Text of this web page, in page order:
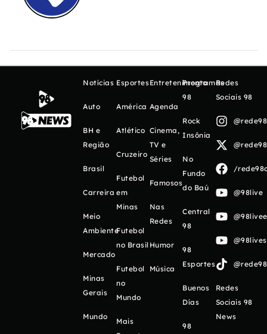
Notícias
Auto
BH e
Região
Brasil
Carreira
Meio
Ambiente
Mercado
Minas
Gerais
Mundo
Esportes
América
Atlético
Cruzeiro
Futebol
em
Minas
Futebol
no Brasil
Futebol
no
Mundo
Mais
Entretenimento
Agenda
Cinema,
TV e
Séries
Famosos
Nas
Redes
Humor
Música
Programas
98
Rock
Insônia
No
Fundo
do Baú
Central
98
98
Esportes
Buenos
Días
98
Redes
Sociais 98
/
@98live
Redes
Sociais 98
News